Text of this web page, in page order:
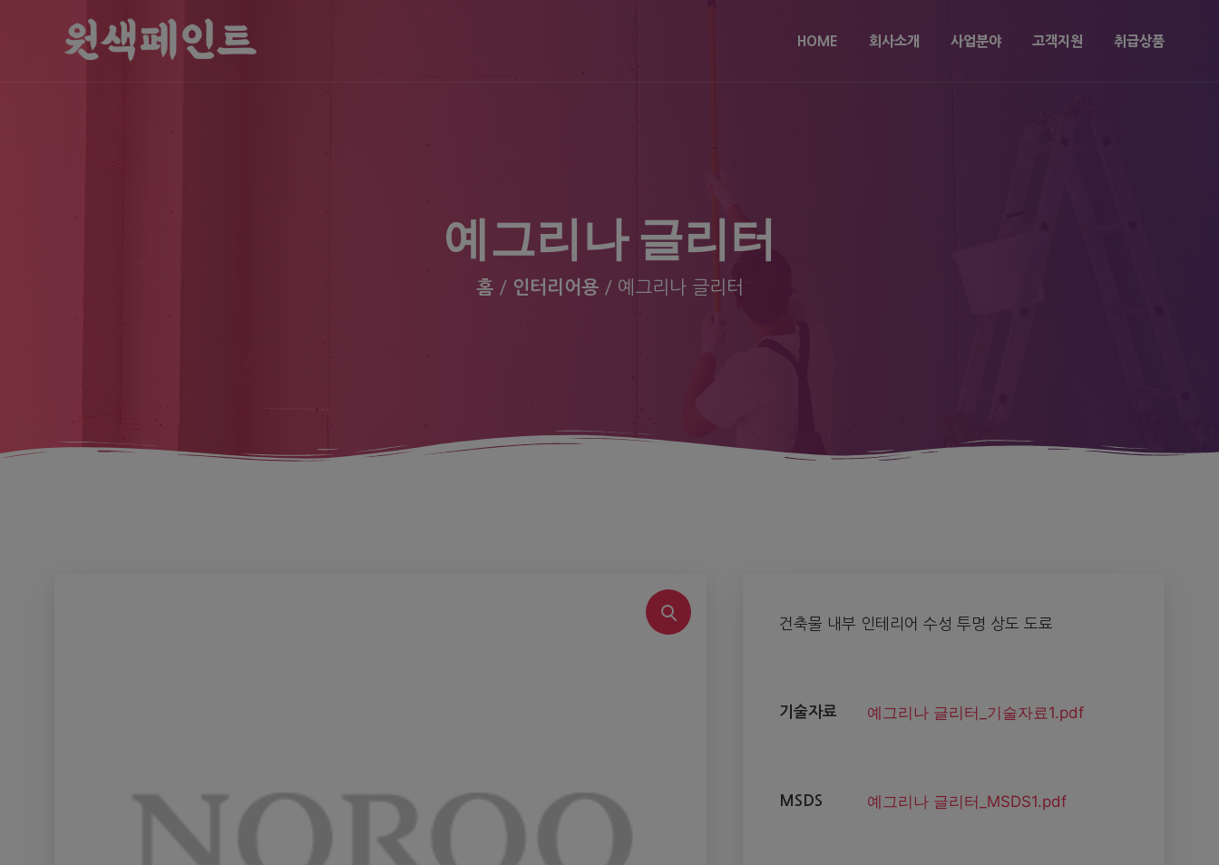
HOME 회사소개 사업분야 고객지원 취급상품
예그리나 글리터
홈/ 인터리어용/ 예그리나 글리터
건축물 내부 인테리어 수성 투명 상도 도료
기술자료 예그리나 글리터_기술자료1.pdf
MSDS 예그리나 글리터_MSDS1.pdf